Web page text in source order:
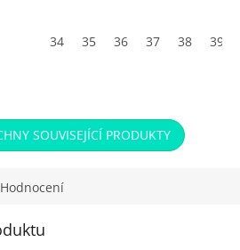
34 35 36 37 38 39
SOUVISEJÍCÍ PRODUKTY
Hodnocení